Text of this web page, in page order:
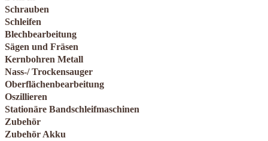
Schrauben
Schleifen
Blechbearbeitung
Sägen und Fräsen
Kernbohren Metall
Nass-/ Trockensauger
Oberflächenbearbeitung
Oszillieren
Stationäre Bandschleifmaschinen
Zubehör
Zubehör Akku